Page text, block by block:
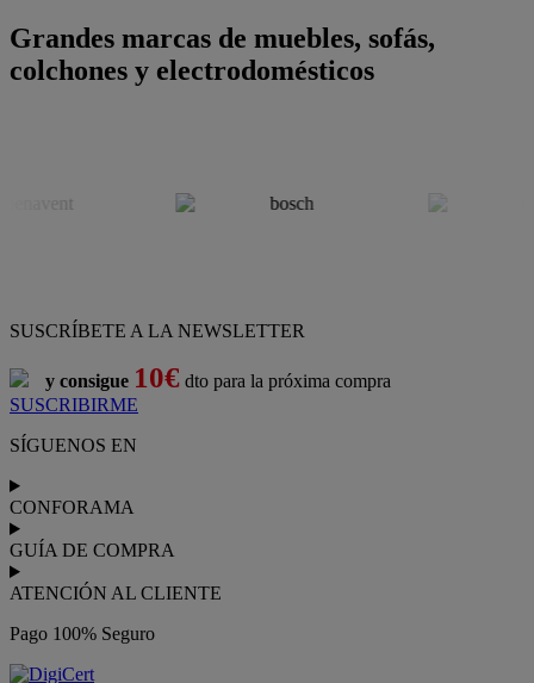
Grandes marcas de muebles, sofás,
colchones y electrodomésticos
SUSCRÍBETE A LA NEWSLETTER
y consigue 10€ dto para la próxima compra
SUSCRIBIRME
SÍGUENOS EN
CONFORAMA
GUÍA DE COMPRA
ATENCIÓN AL CLIENTE
Pago 100% Seguro